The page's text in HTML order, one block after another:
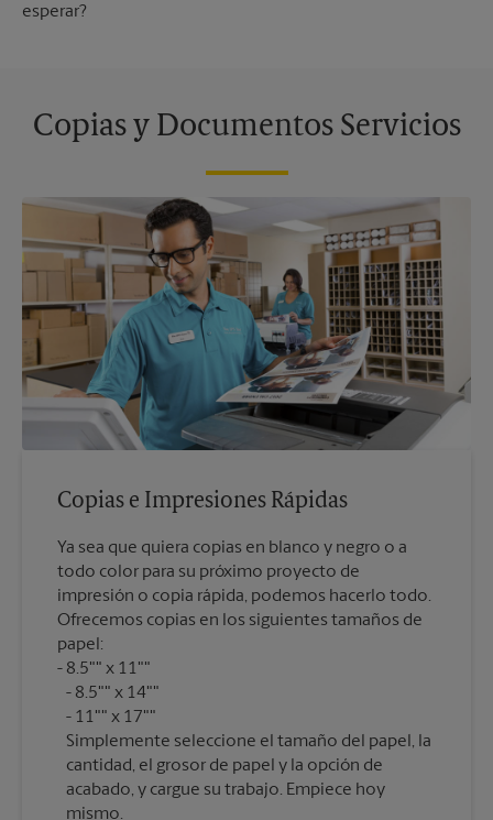
esperar?
Copias y Documentos Servicios
Copias e Impresiones Rápidas
Ya sea que quiera copias en blanco y negro o a
todo color para su próximo proyecto de
impresión o copia rápida, podemos hacerlo todo.
Ofrecemos copias en los siguientes tamaños de
papel:
8.5"" x 11""
8.5"" x 14""
11"" x 17""
Simplemente seleccione el tamaño del papel, la
cantidad, el grosor de papel y la opción de
acabado, y cargue su trabajo. Empiece hoy
mismo.